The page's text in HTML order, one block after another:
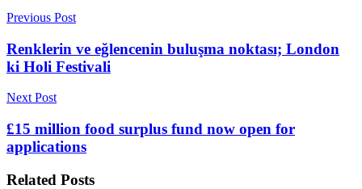
Previous Post
Renklerin ve eğlencenin buluşma noktası; London
ki Holi Festivali
Next Post
£15 million food surplus fund now open for
applications
Related Posts